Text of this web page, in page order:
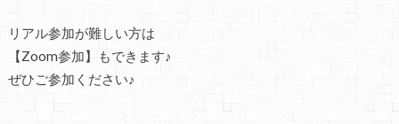
リアル参加が難しい方は
【Zoom参加】もできます♪
ぜひご参加ください♪